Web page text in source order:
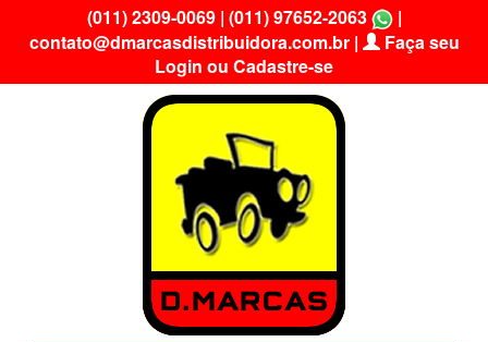
(011) 2309-0069| (011) 97652-2063
|
contato@dmarcasdistribuidora.com.br|
Faça seu
Login ou Cadastre-se